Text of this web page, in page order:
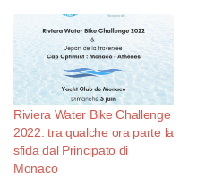
Riviera Water Bike Challenge
2022: tra qualche ora parte la
sfida dal Principato di
Monaco